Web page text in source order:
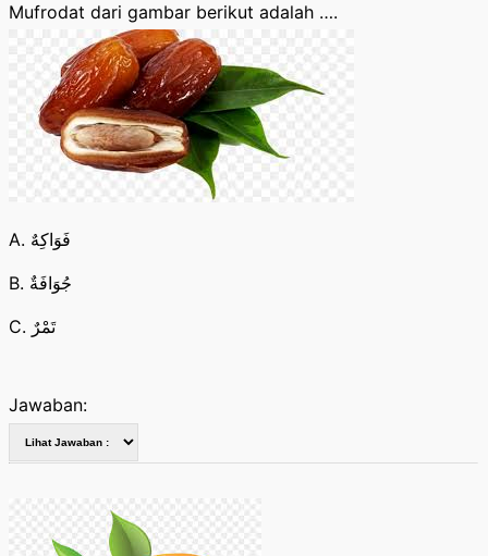
Mufrodat dari gambar berikut adalah ….
A. فَوَاكِهٌ
B. جُوَافَةٌ
C. تَمْرٌ
Jawaban: